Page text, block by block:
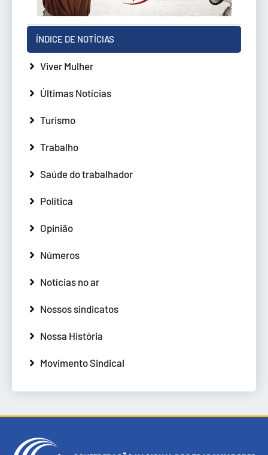
ÍNDICE DE NOTÍCIAS
Viver Mulher
Últimas Notícias
Turismo
Trabalho
Saúde do trabalhador
Política
Opinião
Números
Notícias no ar
Nossos sindicatos
Nossa História
Movimento Sindical